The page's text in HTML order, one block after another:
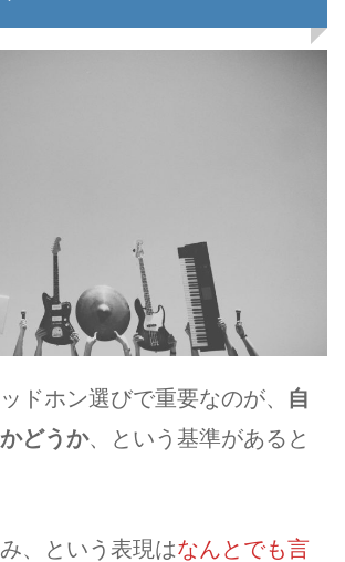
ドホン選びで重要なのが、 自
どうか、という基準があると
、という表現はなんとでも言